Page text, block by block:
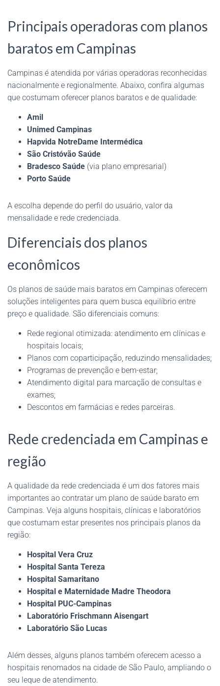
Principais operadoras com planos
baratos em Campinas
Campinas é atendida por várias operadoras reconhecidas
nacionalmente e regionalmente. Abaixo, confira algumas
que costumam oferecer planos baratos e de qualidade:
Amil
Unimed Campinas
Hapvida NotreDame Intermédica
São Cristóvão Saúde
Bradesco Saúde (via plano empresarial)
Porto Saúde
A escolha depende do perfil do usuário, valor da
mensalidade e rede credenciada.
Diferenciais dos planos
econômicos
Os planos de saúde mais baratos em Campinas oferecem
soluções inteligentes para quem busca equilíbrio entre
preço e qualidade. São diferenciais comuns:
Rede regional otimizada: atendimento em clínicas e
hospitais locais;
Planos com coparticipação, reduzindo mensalidades;
Programas de prevenção e bem-estar;
Atendimento digital para marcação de consultas e
exames;
Descontos em farmácias e redes parceiras.
Rede credenciada em Campinas e
região
A qualidade da rede credenciada é um dos fatores mais
importantes ao contratar um plano de saúde barato em
Campinas. Veja alguns hospitais, clínicas e laboratórios
que costumam estar presentes nos principais planos da
região:
Hospital Vera Cruz
Hospital Santa Tereza
Hospital Samaritano
Hospital e Maternidade Madre Theodora
Hospital PUC-Campinas
Laboratório Frischmann Aisengart
Laboratório São Lucas
Além desses, alguns planos também oferecem acesso a
hospitais renomados na cidade de São Paulo, ampliando o
seu leque de atendimento.